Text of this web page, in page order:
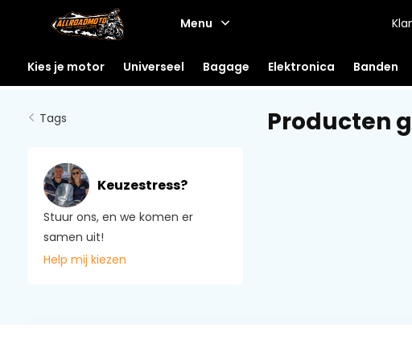
Menu
Kies je motor Universeel Bagage Elektronica Banden
Tags
Keuzestress?
Stuur ons, en we komen er
samen uit!
Help mij kiezen
Producten